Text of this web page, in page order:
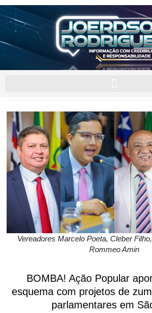
Vereadores Marcelo Poeta, Cleber
Rommeo Amin
BOMBA! Ação Popular
esquema com projetos de
parlamentares em